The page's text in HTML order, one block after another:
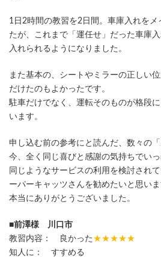
1日2時間の教習を2日間。車庫入れをメ
たが、これまで「運任せ」だった車庫
入れられるようになりました。
また基本の、シートやミラーの正しい
だけたのもよかったです。
駐車だけでなく、運転そのものが格段
います。
申し込む前の参考にと読んだ、数々の
今、全く同じ喜びと感謝の気持ちでいっ
同じようなサービスの利用を検討され
ーパーキャッツさんを勧めたいと思いま
本当にありがとうございました。
■前澤様 川口市
教習内容： 良かった ★★★★★
知人に： すすめる